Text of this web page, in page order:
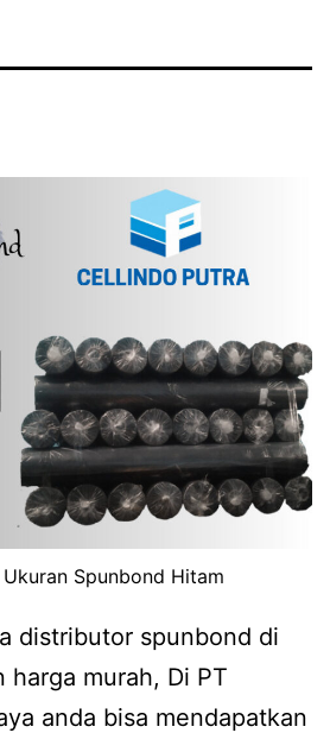
Spunbond Hitam
distributor spunbond di
harga murah, Di PT
anda bisa mendapatkan